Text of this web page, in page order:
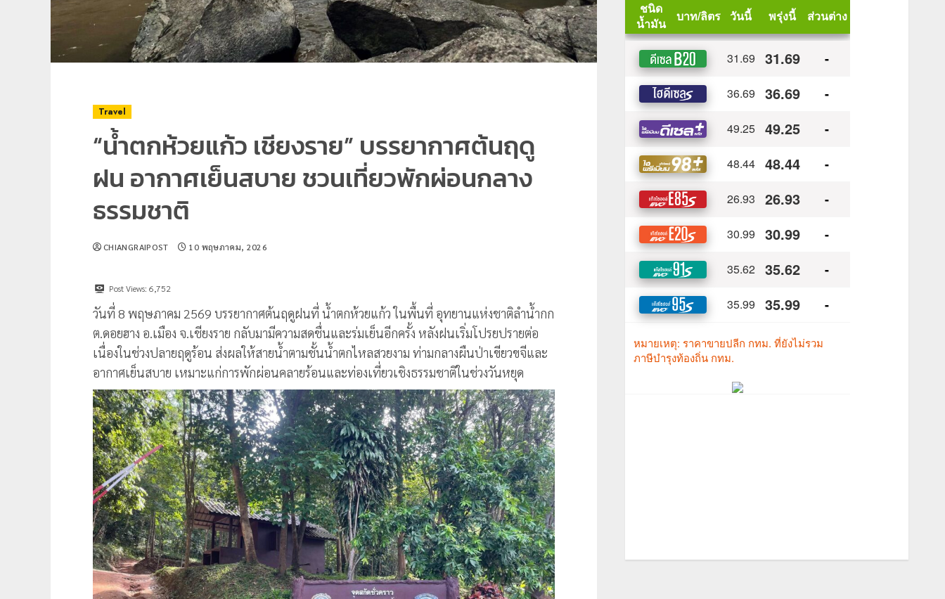
Travel
“น้ำตกห้วยแก้ว เชียงราย” บรรยากาศต้นฤดู
ฝน อากาศเย็นสบาย ชวนเที่ยวพักผ่อนกลาง
ธรรมชาติ
CHIANGRAIPOST 10 พฤษภาคม, 2026
Post Views: 6,752
วันที่ 8 พฤษภาคม 2569 บรรยากาศต้นฤดูฝนที่ น้ำตกห้วยแก้ว ในพื้นที่ อุทยานแห่งชาติลำน้ำกก
ต.ดอยฮาง อ.เมือง จ.เชียงราย กลับมามีความสดชื่นและร่มเย็นอีกครั้ง หลังฝนเริ่มโปรยปรายต่อ
เนื่องในช่วงปลายฤดูร้อน ส่งผลให้สายน้ำตามชั้นน้ำตกไหลสวยงาม ท่ามกลางผืนป่าเขียวขจีและ
อากาศเย็นสบาย เหมาะแก่การพักผ่อนคลายร้อนและท่องเที่ยวเชิงธรรมชาติในช่วงวันหยุด